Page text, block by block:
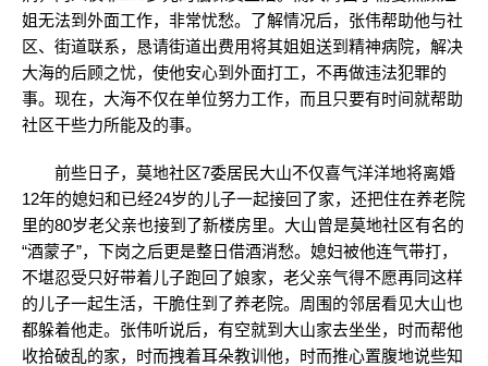
姐无法到外面工作，非常忧愁。了解情况后，张伟帮助他与社
区、街道联系，恳请街道出费用将其姐姐送到精神病院，解决
大海的后顾之忧，使他安心到外面打工，不再做违法犯罪的
事。现在，大海不仅在单位努力工作，而且只要有时间就帮助
社区干些力所能及的事。
前些日子，莫地社区7委居民大山不仅喜气洋洋地将离婚
12年的媳妇和已经24岁的儿子一起接回了家，还把住在养老院
里的80岁老父亲也接到了新楼房里。大山曾是莫地社区有名的
“酒蒙子”，下岗之后更是整日借酒消愁。媳妇被他连气带打，
不堪忍受只好带着儿子跑回了娘家，老父亲气得不愿再同这样
的儿子一起生活，干脆住到了养老院。周围的邻居看见大山也
都躲着他走。张伟听说后，有空就到大山家去坐坐，时而帮他
收拾破乱的家，时而拽着耳朵教训他，时而推心置腹地说些知